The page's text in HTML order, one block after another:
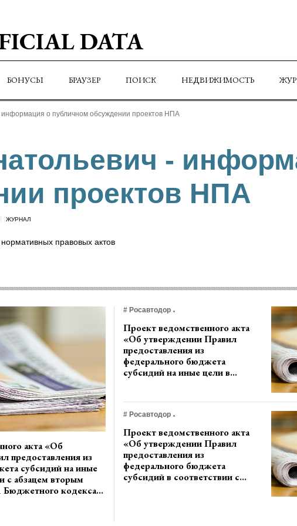
DATA
БОНУСЫ БРАУЗЕР ПОИСК НЕДВИЖИМОСТЬ
о публичном обсуждении проектов НПА
-
проектов НПА
ЖУРНАЛ
правовых актов
акта «Об
предоставления из
субсидий на иные
с абзацем вторым
Бюджетного кодекса
и
# Росавтодор
Проект ведомственного акта
«Об утверждении Правил
предоставления из
федерального бюджета
субсидий на иные цели в
Бюджетного кодекса
Российской Федерации
федеральным
государственным
бюджетным и федеральным
автономным учреждениям, в
отношении которых
Федеральное дорожное
# Росавтодор
Проект ведомственного акта
«Об утверждении Правил
предоставления из
федерального бюджета
субсидий в соответствии с